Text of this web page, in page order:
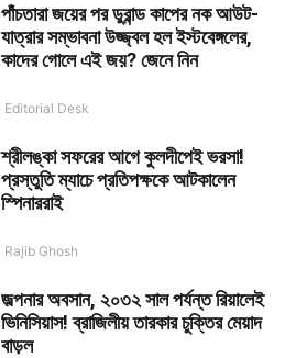
পাঁচতারা জয়ের পর ডুরান্ড কাপের নক আউট-
যাত্রার সম্ভাবনা উজ্জ্বল হল ইস্টবেঙ্গলের,
কাদের গোলে এই জয়? জেনে নিন
Editorial Desk
শ্রীলঙ্কা সফরের আগে কুলদীপেই ভরসা!
প্রস্তুতি ম্যাচে প্রতিপক্ষকে আটকালেন
স্পিনাররাই
Rajib Ghosh
জল্পনার অবসান, ২০৩২ সাল পর্যন্ত রিয়ালেই
ভিনিসিয়াস! ব্রাজিলীয় তারকার চুক্তির মেয়াদ
বাড়ল